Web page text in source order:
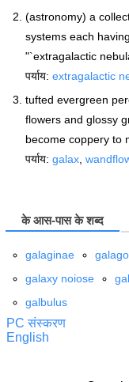
(astronomy) a
systems each
"`extragalactic
पर्याय: extragalactic
tufted evergreen
flowers and glossy
become coppery to
पर्याय: galax
के आस-पास के शब्द
galaginae galago
galaxy noiose
galbulus
PC संस्करण
English